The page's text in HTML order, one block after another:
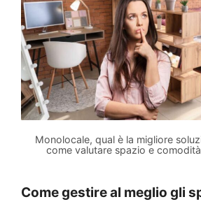
Monolocale, qual è la migliore
come valutare spazio e
Come gestire al meglio gli